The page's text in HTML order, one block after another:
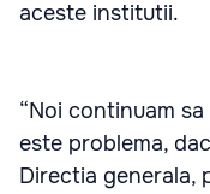
aceste institutii.
“Noi continuam
este problema,
Directia generala,